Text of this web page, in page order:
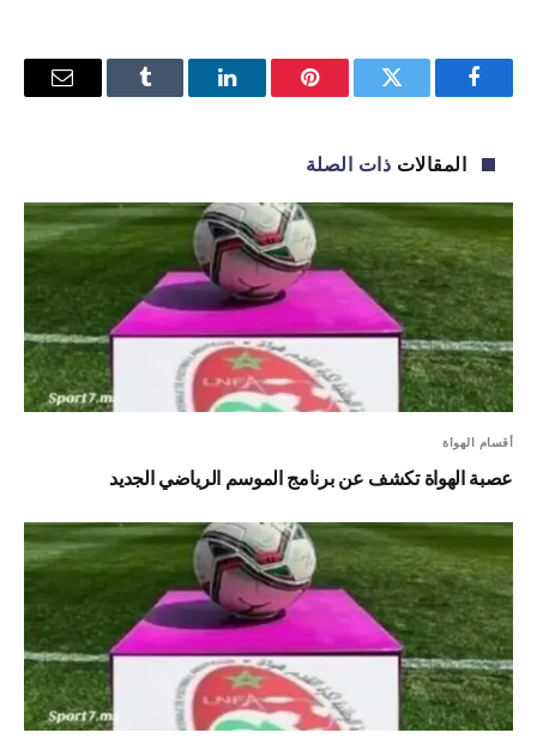
فيسبوك تويتر بينتيريستلينكدإن Tumblr
البريد
المقالات ذات الصلة
أقسام الهواة
عصبة الهواة تكشف عن برنامج الموسم الرياضي الجديد